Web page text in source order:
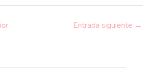
Entrada siguiente →